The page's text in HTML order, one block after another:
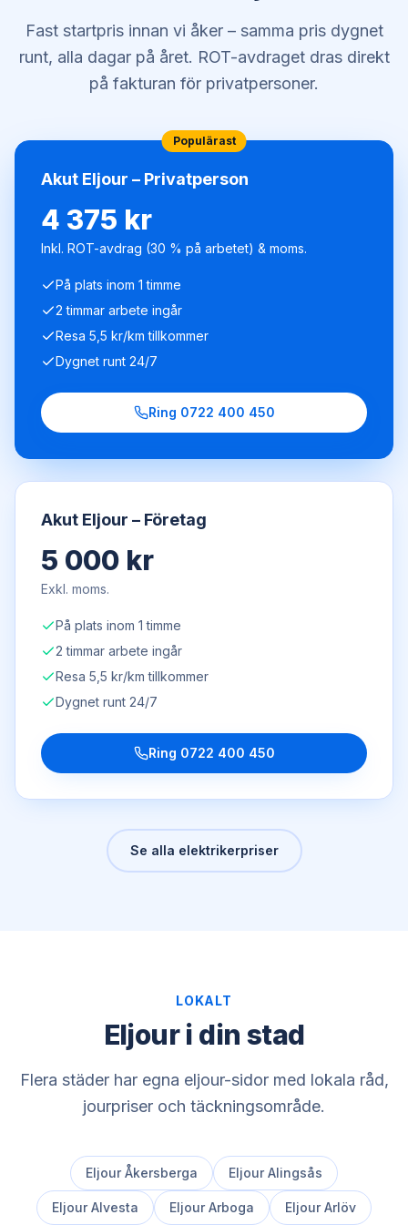
Fast startpris innan vi åker – samma pris dygnet
runt, alla dagar på året. ROT-avdraget dras direkt
på fakturan för privatpersoner.
Populärast
Akut Eljour – Privatperson
4 375 kr
Inkl. ROT-avdrag (30 % på arbetet) & moms.
På plats inom 1 timme
2 timmar arbete ingår
Resa 5,5 kr/km tillkommer
Dygnet runt 24/7
Ring 0722 400 450
Akut Eljour – Företag
5 000 kr
Exkl. moms.
På plats inom 1 timme
2 timmar arbete ingår
Resa 5,5 kr/km tillkommer
Dygnet runt 24/7
Ring 0722 400 450
Se alla elektrikerpriser
LOKALT
Eljour i din stad
Flera städer har egna eljour-sidor med lokala råd,
jourpriser och täckningsområde.
EljourÅkersberga EljourAlingsås
EljourAlvesta EljourArboga EljourArlöv